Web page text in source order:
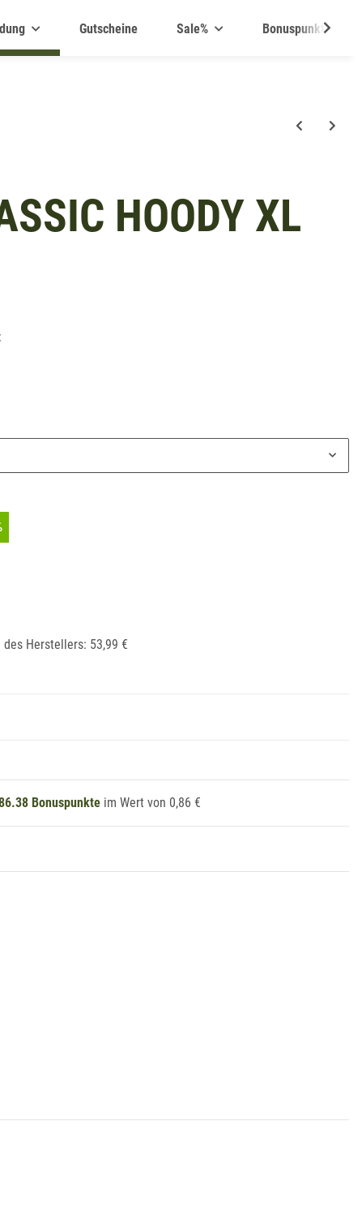
Gutscheine Sale% Bonuspunkte
HOODY XL
des Herstellers: 53,99 €
Bonuspunkte im Wert von 0,86 €